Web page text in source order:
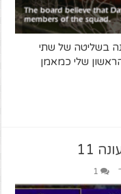
בשליטה של שתי
שלי כמאמן
11
1